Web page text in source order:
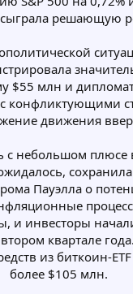
решающую
$55 млн и
конфликтующими
движения
небольшом плюсе
Пауэлла о
и инвесторы
квартале года.
из биткоин-
более $105 млн.